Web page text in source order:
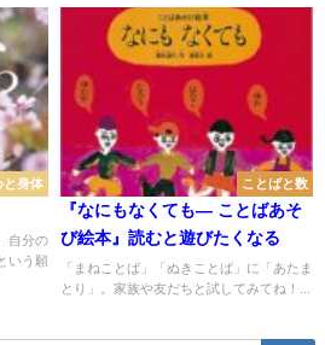
と身体
自分の
いう願
ことばと数
『なにもなくても― ことばあそ
び絵本』読むと遊びたくなる
「まねことば」「ぬきことば」に「あたま
とり」。家族や友だちと試してみてね！...